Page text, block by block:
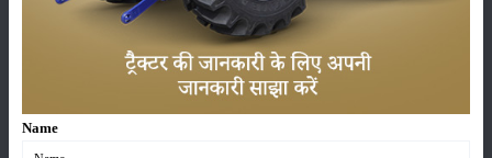
प्रभावी प्रबंधन रणनीतियों को लागू करने के लिए लक्षण, कारण कारक, जीवनचक्र
और इसके प्रसार को प्रभावित करने वाले कारकों को समझना महत्वपूर्ण है।
एक समग्र दृष्टिकोण जो सांस्कृतिक प्रथाओं, जैविक नियंत्रण और कवकनाशी के
विवेकपूर्ण उपयोग को एकीकृत करता है, आवश्यक है।
Name